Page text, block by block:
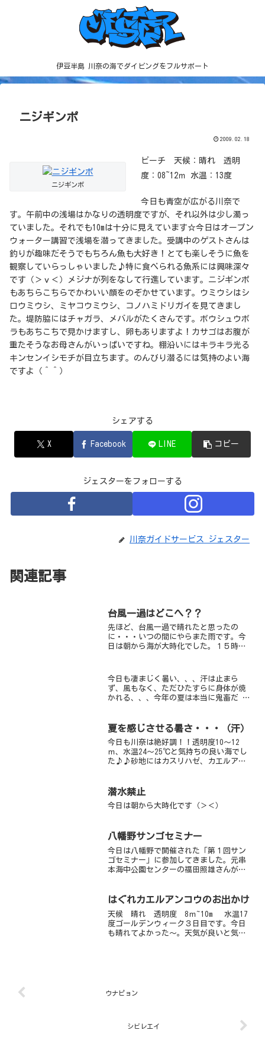
伊豆半島 川奈の海でダイビングをフルサポート
ニジギンポ
2009.02.18
ニジギンポ
ビーチ 天候：晴れ 透明
度：08~12ｍ 水温：13度
今日も青空が広がる川奈で
す。午前中の浅場はかなりの透明度ですが、それ以外は少し濁っ
ていました。それでも10mは十分に見えています☆今日はオープン
ウォーター講習で浅場を潜ってきました。受講中のゲストさんは
釣りが趣味だそうでもちろん魚も大好き！とても楽しそうに魚を
観察していらっしゃいました♪特に食べられる魚系には興味深々
です（＞ｖ＜）メジナが列をなして行進しています。ニジギンポ
もあちらこちらでかわいい顔をのぞかせています。ウミウシはシ
ロウミウシ、ミヤコウミウシ、コノハミドリガイを見てきまし
た。堤防脇にはチャガラ、メバルがたくさんです。ボウシュウボ
ラもあちこちで見かけますし、卵もありますよ！カサゴはお腹が
重たそうなお母さんがいっぱいですね。棚沿いにはキラキラ光る
キンセンイシモチが目立ちます。のんびり潜るには気持のよい海
ですよ（＾＾）
シェアする
X Facebook LINE コピー
ジェスターをフォローする
川奈ガイドサービス ジェスター
関連記事
台風一過はどこへ？？
先ほど、台風一過で晴れたと思ったの
に・・・いつの間にやらまた雨です。今
日は朝から海が大時化でした。１５時現
今日も凄まじく暑い、、、汗は止まら
ず、風もなく、ただひたすらに身体が焼
かれる、、、今年の夏は本当に鬼畜だ 笑
いの感じですひんやり水温がお好みの方
夏を感じさせる暑さ・・・（汗）
今日も川奈は絶好調！！透明度10～12
ｍ、水温24～25℃と気持ちの良い海でし
た♪♪砂地にはカスリハゼ、カエルアン
しているスナダコもかわいいです岩地に
潜水禁止
今日は朝から大時化です（＞＜）
八幡野サンゴセミナー
今日は八幡野で開催された「第１回サン
ゴセミナー」に参加してきました。元串
本海中公園センターの福田照雄さんが講
きました。伊豆のサンゴは南国のサンゴ
はぐれカエルアンコウのお出かけ
天候 晴れ 透明度 8ｍ~10m 水温17
度ゴールデンウィーク３日目です。今日
も晴れてよかった～。天気が良いと気分
ウナピョン
シビレエイ